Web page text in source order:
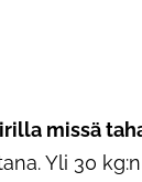
missä
Yli 30